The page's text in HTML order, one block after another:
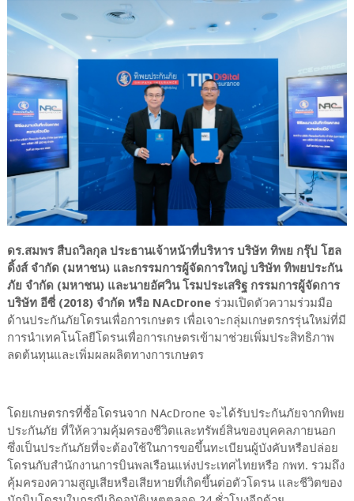
ดร.สมพร สืบถวิลกุล ประธานเจ้าหน้าที่บริหาร บริษัท ทิพย กรุ๊ป โฮล
ดิ้งส์ จำกัด (มหาชน) และกรรมการผู้จัดการใหญ่ บริษัท ทิพยประกัน
ภัย จำกัด (มหาชน) และนายอัศวิน โรมประเสริฐ กรรมการผู้จัดการ
บริษัท อีซี่ (2018) จำกัด หรือ NAcDrone ร่วมเปิดตัวความร่วมมือ
ด้านประกันภัยโดรนเพื่อการเกษตร เพื่อเจาะกลุ่มเกษตรกรรุ่นใหม่ที่มี
การนำเทคโนโลยีโดรนเพื่อการเกษตรเข้ามาช่วยเพิ่มประสิทธิภาพ
ลดต้นทุนและเพิ่มผลผลิตทางการเกษตร
โดยเกษตรกรที่ซื้อโดรนจาก NAcDrone จะได้รับประกันภัยจากทิพย
ประกันภัย ที่ให้ความคุ้มครองชีวิตและทรัพย์สินของบุคคลภายนอก
ซึ่งเป็นประกันภัยที่จะต้องใช้ในการขอขึ้นทะเบียนผู้บังคับหรือปล่อย
โดรนกับสำนักงานการบินพลเรือนแห่งประเทศไทยหรือ กพท. รวมถึง
คุ้มครองความสูญเสียหรือเสียหายที่เกิดขึ้นต่อตัวโดรน และชีวิตของ